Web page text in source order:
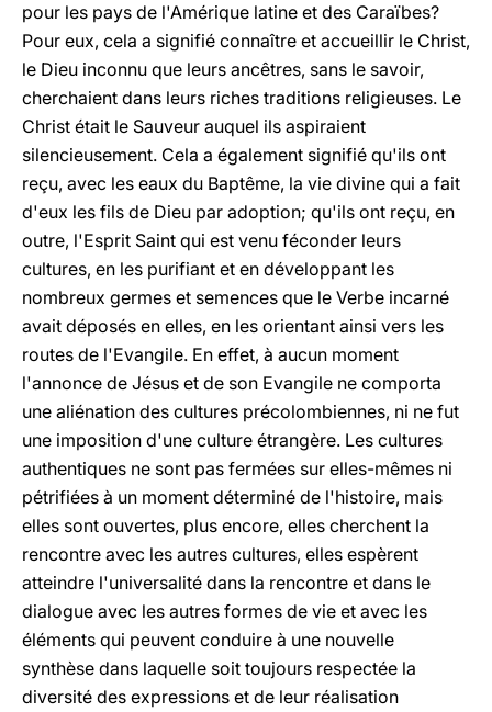
pour les pays de l'Amérique latine et des Caraïbes?
Pour eux, cela a signifié connaître et accueillir le Christ,
le Dieu inconnu que leurs ancêtres, sans le savoir,
cherchaient dans leurs riches traditions religieuses. Le
Christ était le Sauveur auquel ils aspiraient
silencieusement. Cela a également signifié qu'ils ont
reçu, avec les eaux du Baptême, la vie divine qui a fait
d'eux les fils de Dieu par adoption; qu'ils ont reçu, en
outre, l'Esprit Saint qui est venu féconder leurs
cultures, en les purifiant et en développant les
nombreux germes et semences que le Verbe incarné
avait déposés en elles, en les orientant ainsi vers les
routes de l'Evangile. En effet, à aucun moment
l'annonce de Jésus et de son Evangile ne comporta
une aliénation des cultures précolombiennes, ni ne fut
une imposition d'une culture étrangère. Les cultures
authentiques ne sont pas fermées sur elles-mêmes ni
pétrifiées à un moment déterminé de l'histoire, mais
elles sont ouvertes, plus encore, elles cherchent la
rencontre avec les autres cultures, elles espèrent
atteindre l'universalité dans la rencontre et dans le
dialogue avec les autres formes de vie et avec les
éléments qui peuvent conduire à une nouvelle
synthèse dans laquelle soit toujours respectée la
diversité des expressions et de leur réalisation